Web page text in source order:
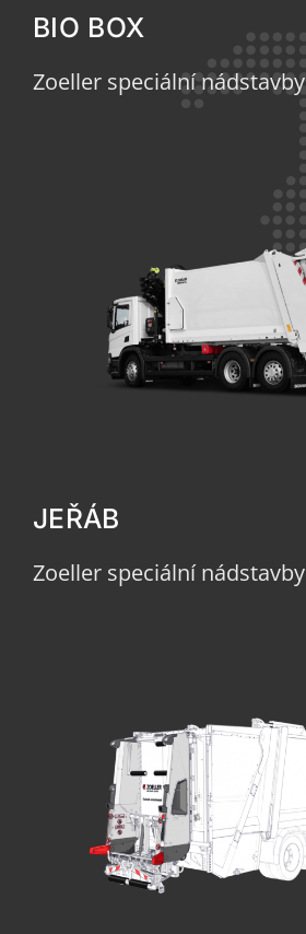
BIO BOX
Zoeller speciální nádstavby
JEŘÁB
Zoeller speciální nádstavby